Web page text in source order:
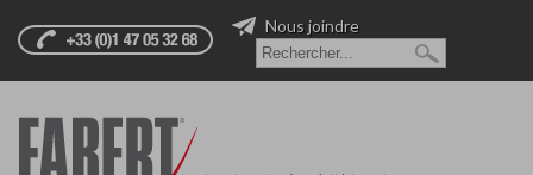
Nous joindre